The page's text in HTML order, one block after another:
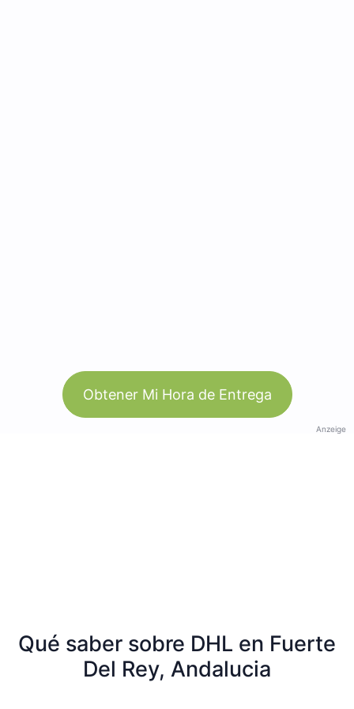
Obtener Mi Hora de Entrega
Anzeige
Qué saber sobre DHL en Fuerte
Del Rey, Andalucia